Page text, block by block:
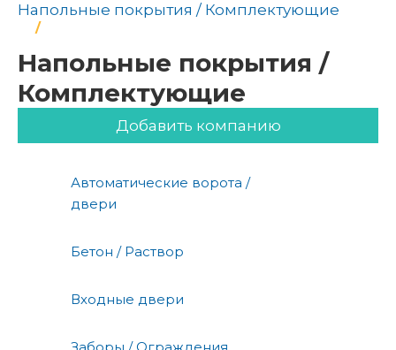
Напольные покрытия / Комплектующие
Напольные покрытия /
Комплектующие
Добавить компанию
Автоматические ворота /
двери
Бетон / Раствор
Входные двери
Заборы / Ограждения